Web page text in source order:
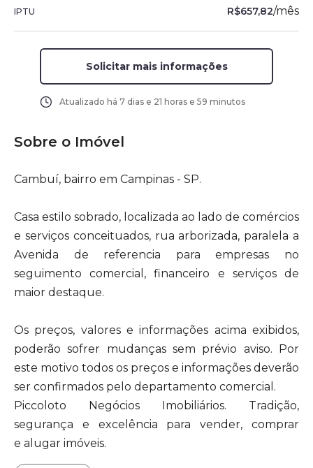
IPTU R$657,82/mês
Solicitar mais informações
Atualizado há 7 dias e 21 horas e 59 minutos
Sobre o Imóvel
Cambuí, bairro em Campinas - SP.
Casa estilo sobrado, localizada ao lado de comércios
e serviços conceituados, rua arborizada, paralela a
Avenida de referencia para empresas no
seguimento comercial, financeiro e serviços de
maior destaque.
Os preços, valores e informações acima exibidos,
poderão sofrer mudanças sem prévio aviso. Por
este motivo todos os preços e informações deverão
ser confirmados pelo departamento comercial.
Piccoloto Negócios Imobiliários. Tradição,
segurança e excelência para vender, comprar
e alugar imóveis.